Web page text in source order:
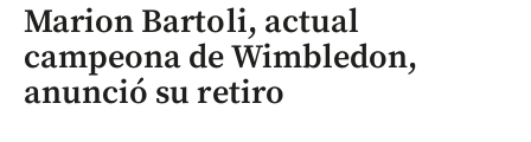
Marion Bartoli, actual
campeona de Wimbledon,
anunció su retiro